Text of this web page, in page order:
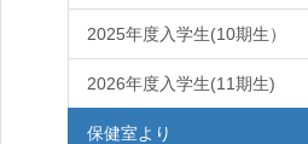
2025年度入学生(10期生）
2026年度入学生(11期生)
保健室より